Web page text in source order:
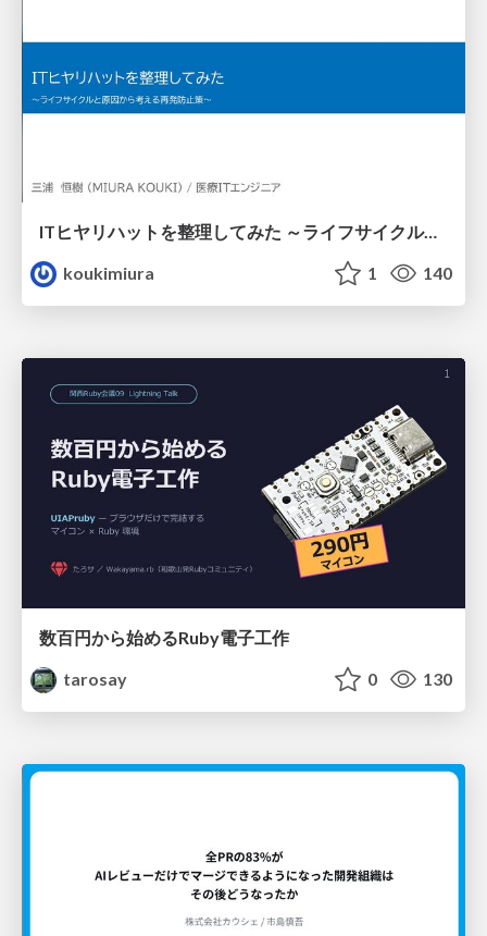
ITヒヤリハットを整理してみた ～ライフサイクルと原因から考える再発防止策～
koukimiura
1 140
数百円から始めるRuby電子工作
tarosay
0 130